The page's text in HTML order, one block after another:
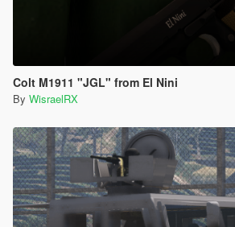
Colt M1911 "JGL" from El Nini
By WisraelRX